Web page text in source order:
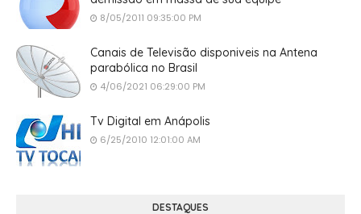
8/05/2011 09:35:00 PM
Canais de Televisão disponiveis na Antena
parabólica no Brasil
4/06/2021 06:29:00 PM
Tv Digital em Anápolis
6/25/2010 12:01:00 AM
DESTAQUES